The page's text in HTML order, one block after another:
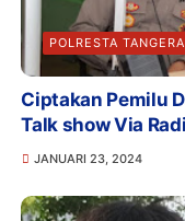
POLRESTA
Ciptakan Pemilu
Talk show Via
JANUARI 23, 2024